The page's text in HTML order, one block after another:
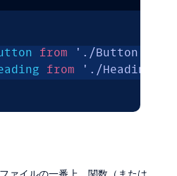
from
'./
from
'./